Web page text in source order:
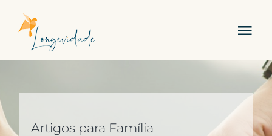
content
Artigos para Família